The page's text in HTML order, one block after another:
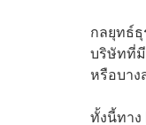
กลยุทธ์
บริษัทที่มี
หรือบาง
ทั้งนี้ทาง